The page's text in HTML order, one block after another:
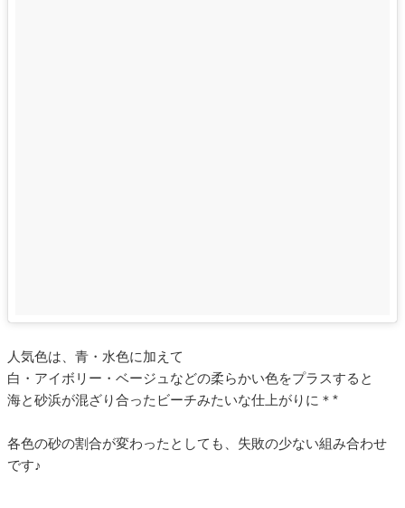
人気色は、青・水色に加えて
白・アイボリー・ベージュなどの柔らかい色をプラスすると
海と砂浜が混ざり合ったビーチみたいな仕上がりに＊*
各色の砂の割合が変わったとしても、失敗の少ない組み合わせ
です♪